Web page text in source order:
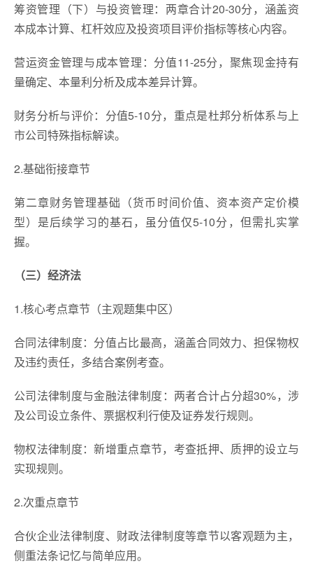
筹资管理（下）与投资管理：两章合计20-30分，涵盖资
本成本计算、杠杆效应及投资项目评价指标等核心内容。
营运资金管理与成本管理：分值11-25分，聚焦现金持有
量确定、本量利分析及成本差异计算。
财务分析与评价：分值5-10分，重点是杜邦分析体系与上
市公司特殊指标解读。
2.基础衔接章节
第二章财务管理基础（货币时间价值、资本资产定价模
型）是后续学习的基石，虽分值仅5-10分，但需扎实掌
握。
（三）经济法
1.核心考点章节（主观题集中区）
合同法律制度：分值占比最高，涵盖合同效力、担保物权
及违约责任，多结合案例考查。
公司法律制度与金融法律制度：两者合计占分超30%，涉
及公司设立条件、票据权利行使及证券发行规则。
物权法律制度：新增重点章节，考查抵押、质押的设立与
实现规则。
2.次重点章节
合伙企业法律制度、财政法律制度等章节以客观题为主，
侧重法条记忆与简单应用。